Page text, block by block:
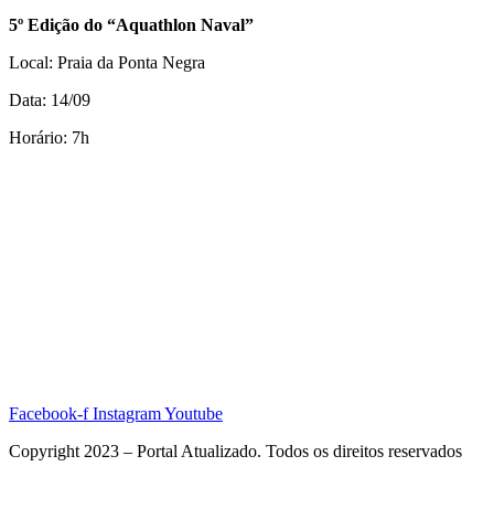
5º Edição do “Aquathlon Naval”
Local: Praia da Ponta Negra
Data: 14/09
Horário: 7h
Facebook-f InstagramYoutube
Copyright 2023 – Portal Atualizado. Todos os direitos reservados